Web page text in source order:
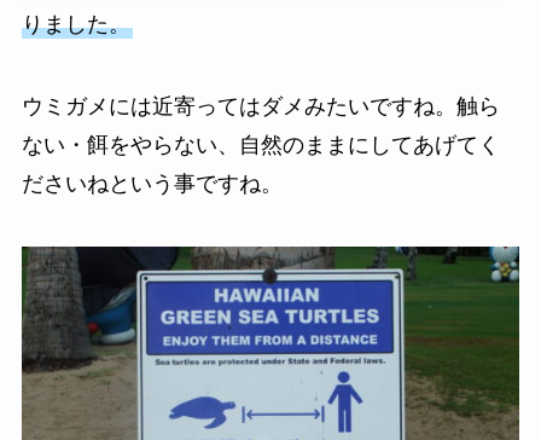
りました。
ウミガメには近寄ってはダメみたいですね。触ら
ない・餌をやらない、自然のままにしてあげてく
ださいねという事ですね。